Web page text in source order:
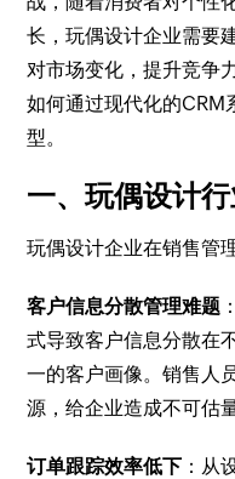
长，玩偶设计企业需要
对市场变化，提升竞争
如何通过现代化的CRM
型。
一、玩偶设计
玩偶设计企业在销售管
客户信息分散管理难题
式导致客户信息分散在
一的客户画像。销售人
源，给企业造成不可估
订单跟踪效率低下 ：从